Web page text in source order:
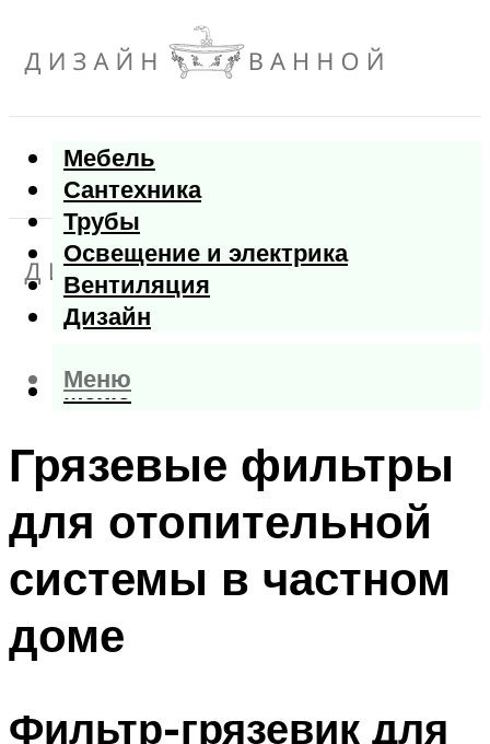
Мебель
Сантехника
Трубы
Освещение и электрика
Вентиляция
Дизайн
Меню
Меню
Грязевые фильтры
для отопительной
системы в частном
доме
Фильтр-грязевик для